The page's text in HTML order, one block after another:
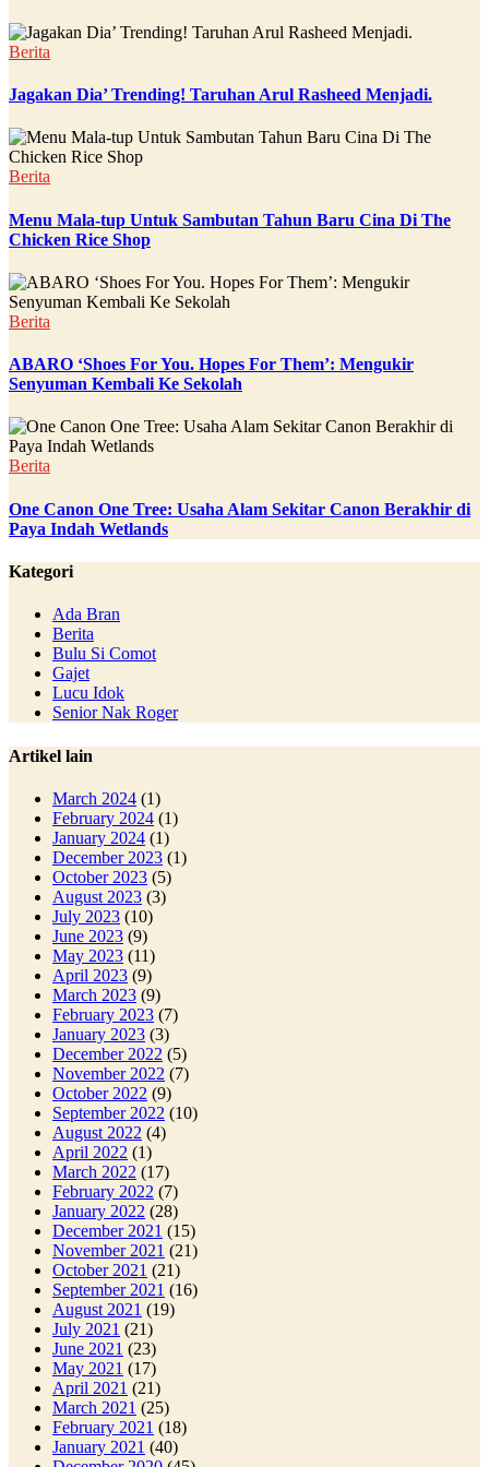
Berita
Jagakan Dia’ Trending! Taruhan Arul Rasheed Menjadi.
Berita
Menu Mala-tup Untuk Sambutan Tahun Baru Cina Di The
Chicken Rice Shop
Berita
ABARO ‘Shoes For You. Hopes For Them’: Mengukir
Senyuman Kembali Ke Sekolah
Berita
One Canon One Tree: Usaha Alam Sekitar Canon Berakhir di
Paya Indah Wetlands
Kategori
Ada Bran
Berita
Bulu Si Comot
Gajet
Lucu Idok
Senior Nak Roger
Artikel lain
March 2024 (1)
February 2024 (1)
January 2024 (1)
December 2023 (1)
October 2023 (5)
August 2023 (3)
July 2023 (10)
June 2023 (9)
May 2023 (11)
April 2023 (9)
March 2023 (9)
February 2023 (7)
January 2023 (3)
December 2022 (5)
November 2022 (7)
October 2022 (9)
September 2022 (10)
August 2022 (4)
April 2022 (1)
March 2022 (17)
February 2022 (7)
January 2022 (28)
December 2021 (15)
November 2021 (21)
October 2021 (21)
September 2021 (16)
August 2021 (19)
July 2021 (21)
June 2021 (23)
May 2021 (17)
April 2021 (21)
March 2021 (25)
February 2021 (18)
January 2021 (40)